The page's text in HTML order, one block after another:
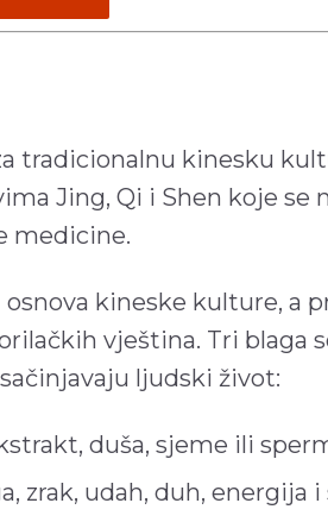
tradicionalnu kinesku
Jing, Qi i Shen koje se
medicine.
kineske kulture, a
vještina. Tri blaga
ljudski život:
duša, sjeme ili
zrak, udah, duh, energija i